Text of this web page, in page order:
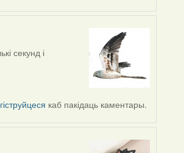
секунд і
каб пакідаць каментары.